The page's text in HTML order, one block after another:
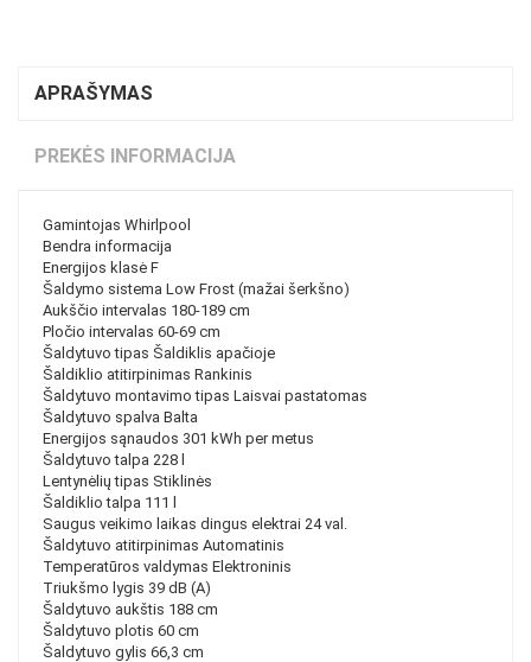
APRAŠYMAS
PREKĖS INFORMACIJA
Gamintojas Whirlpool
Bendra informacija
Energijos klasė F
Šaldymo sistema Low Frost (mažai šerkšno)
Aukščio intervalas 180-189 cm
Pločio intervalas 60-69 cm
Šaldytuvo tipas Šaldiklis apačioje
Šaldiklio atitirpinimas Rankinis
Šaldytuvo montavimo tipas Laisvai pastatomas
Šaldytuvo spalva Balta
Energijos sąnaudos 301 kWh per metus
Šaldytuvo talpa 228 l
Lentynėlių tipas Stiklinės
Šaldiklio talpa 111 l
Saugus veikimo laikas dingus elektrai 24 val.
Šaldytuvo atitirpinimas Automatinis
Temperatūros valdymas Elektroninis
Triukšmo lygis 39 dB (A)
Šaldytuvo aukštis 188 cm
Šaldytuvo plotis 60 cm
Šaldytuvo gylis 66,3 cm